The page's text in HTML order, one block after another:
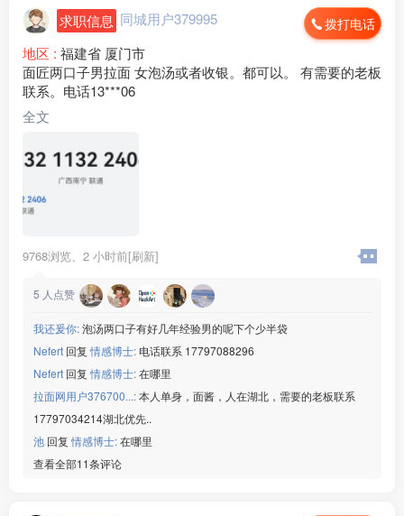
[玫瑰]薪资：20元/小时
微信：www235350
———————————
【华阳电子】
[玫瑰]年龄：男女19-45周岁
[玫瑰]生产：变速箱外壳
[玫瑰]食宿：免费住宿和三餐
[玫瑰]薪资：19-20元/小时
微信：www235350
———————————
[玫瑰]生产：电动车
[玫瑰]班次：长白班为主
[玫瑰]食宿：免费吃住
[玫瑰]薪资：19-27元/小时
微信：www235350
———————————
【温州力达】
[玫瑰]年龄：男女 16-48周岁
[玫瑰]生产：新能源汽车线束
[玫瑰]班次：长白班为主
[玫瑰]食宿：包吃包住
[玫瑰]薪资：18+计件
求职信息 同城用户379995 拨打电话
地区 : 福建省 厦门市
面匠两口子男拉面 女泡汤或者收银。都可以。 有需要的老板
联系。电话13***06
全文
9768浏览、 2 小时前[刷新]
5 人点赞
我还爰你:泡汤两口子有好几年经验男的呢下个少半袋
Nefert 回复情感博士: 电话联系 17797088296
Nefert 回复情感博士:在哪里
拉面网用户376700...:本人单身，面酱，人在湖北，需要的老板联系
17797034214湖北优先..
池 回复情感博士:在哪里
查看全部11条评论